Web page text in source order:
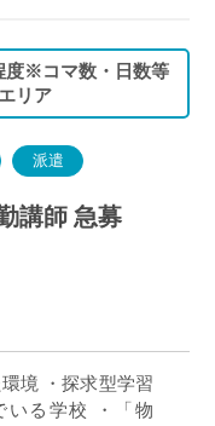
度※コマ数・日数等
リア
派遣
講師 急募
境 ・探求型学習
いる学校 ・「物